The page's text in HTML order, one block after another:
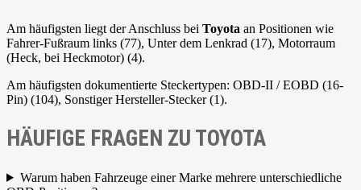
Am häufigsten liegt der Anschluss bei Toyota an Positionen wie
Fahrer-Fußraum links (77), Unter dem Lenkrad (17), Motorraum
(Heck, bei Heckmotor) (4).
Am häufigsten dokumentierte Steckertypen: OBD-II / EOBD (16-
Pin) (104), Sonstiger Hersteller-Stecker (1).
HÄUFIGE FRAGEN ZU TOYOTA
Warum haben Fahrzeuge einer Marke mehrere unterschiedliche